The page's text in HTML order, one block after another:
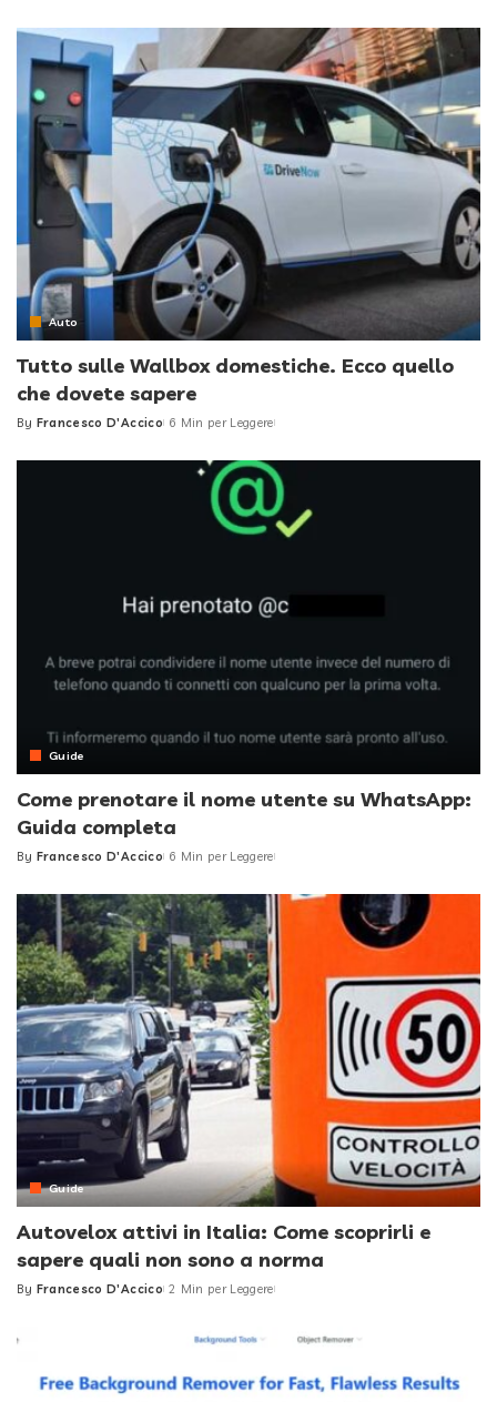
Auto
Tutto sulle Wallbox domestiche. Ecco quello
che dovete sapere
Posted
By Francesco D'Accico 6 Min per Leggere
Guide
Come prenotare il nome utente su WhatsApp:
Guida completa
Posted
By Francesco D'Accico 6 Min per Leggere
Guide
Autovelox attivi in Italia: Come scoprirli e
sapere quali non sono a norma
Posted
By Francesco D'Accico 2 Min per Leggere